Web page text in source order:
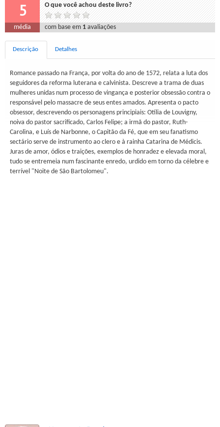
5 O que você achou deste livro?
média com base em 1 avaliações
Descrição Detalhes
Romance passado na França, por volta do ano de 1572, relata a luta dos
seguidores da reforma luterana e calvinista. Descreve a trama de duas
mulheres unidas num processo de vingança e posterior obsessão contra o
responsável pelo massacre de seus entes amados. Apresenta o pacto
obsessor, descrevendo os personagens principiais: Otília de Louvigny,
noiva do pastor sacrificado, Carlos Felipe; a irmã do pastor, Ruth-
Carolina, e Luís de Narbonne, o Capitão da Fé, que em seu fanatismo
sectário serve de instrumento ao clero e à rainha Catarina de Médicis.
Juras de amor, ódios e traições, exemplos de honradez e elevada moral,
tudo se entremeia num fascinante enredo, urdido em torno da célebre e
terrível "Noite de São Bartolomeu".